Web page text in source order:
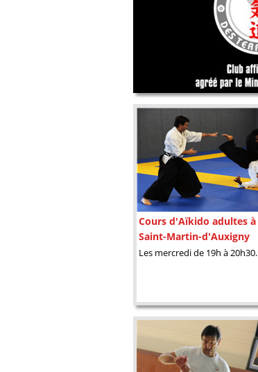
Cours d'Aïkido adultes à
Saint-Martin-d'Auxigny
Les mercredi de 19h à 20h30.